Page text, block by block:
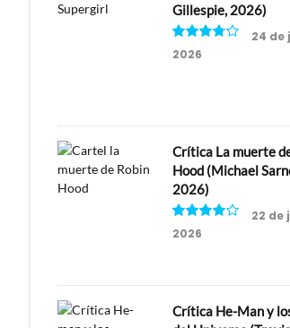
Gillespie, 2026)
7.5
24 de
2026
Crítica La muerte
Hood (Michael
2026)
8
22 de
2026
Crítica He-Man y